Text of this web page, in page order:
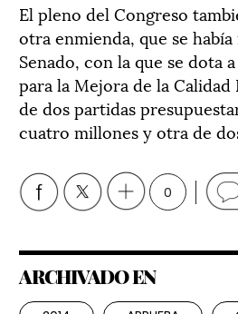
El pleno del Congreso
otra enmienda, que se
Senado, con la que se dota
para la Mejora de la Calidad
de dos partidas
cuatro millones y otra de
0
ARCHIVADO EN